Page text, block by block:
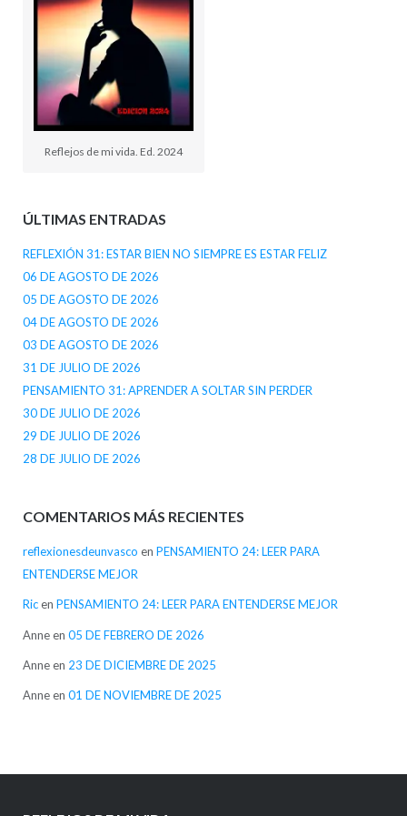
Reflejos de mi vida. Ed. 2024
ÚLTIMAS ENTRADAS
REFLEXIÓN 31: ESTAR BIEN NO SIEMPRE ES ESTAR FELIZ
06 DE AGOSTO DE 2026
05 DE AGOSTO DE 2026
04 DE AGOSTO DE 2026
03 DE AGOSTO DE 2026
31 DE JULIO DE 2026
PENSAMIENTO 31: APRENDER A SOLTAR SIN PERDER
30 DE JULIO DE 2026
29 DE JULIO DE 2026
28 DE JULIO DE 2026
COMENTARIOS MÁS RECIENTES
reflexionesdeunvasco en PENSAMIENTO 24: LEER PARA
ENTENDERSE MEJOR
Ricen PENSAMIENTO 24: LEER PARA ENTENDERSE MEJOR
Anneen 05 DE FEBRERO DE 2026
Anneen 23 DE DICIEMBRE DE 2025
Anneen 01 DE NOVIEMBRE DE 2025